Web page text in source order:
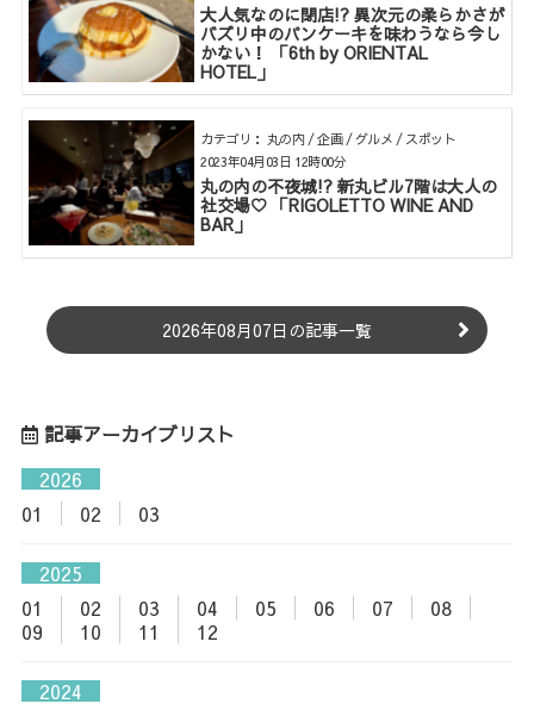
大人気なのに閉店!? 異次元の柔らかさが
バズリ中のパンケーキを味わうなら今し
かない！ 「6th by ORIENTAL
HOTEL」
カテゴリ： 丸の内 / 企画 / グルメ / スポット
丸の内の不夜城!? 新丸ビル7階は大人の
社交場♡ 「RIGOLETTO WINE AND
BAR」
2023年04月03日 12時00分
2026年08月07日の記事一覧
記事アーカイブリスト
2026
01
02 03
2025
01
02 03 04 05 06 07
08
09
10 11 12
2024